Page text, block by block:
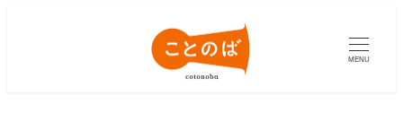
MENU